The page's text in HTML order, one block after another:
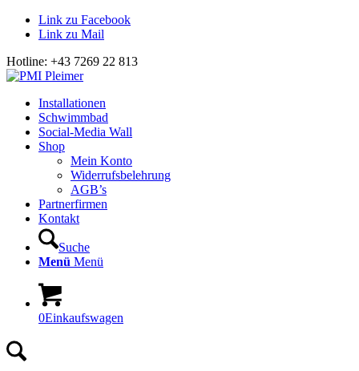
Link zu Facebook
Link zu Mail
Hotline: +43 7269 22 813
Installationen
Schwimmbad
Social-Media Wall
Shop
Mein Konto
Widerrufsbelehrung
AGB’s
Partnerfirmen
Kontakt
Suche
Menü Menü
0Einkaufswagen